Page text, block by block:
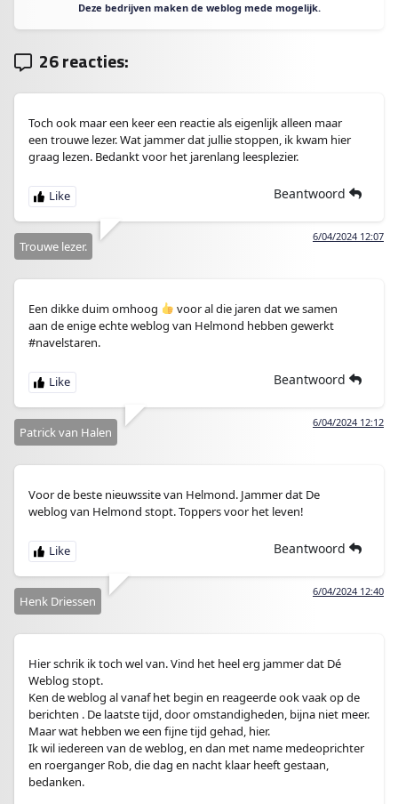
Deze bedrijven maken de weblog mede mogelijk.
26 reacties:
Toch ook maar een keer een reactie als eigenlijk alleen maar
een trouwe lezer. Wat jammer dat jullie stoppen, ik kwam hier
graag lezen. Bedankt voor het jarenlang leesplezier.
Beantwoord
6/04/2024 12:07
Trouwe lezer.
Een dikke duim omhoog
voor al die jaren dat we samen
aan de enige echte weblog van Helmond hebben gewerkt
#navelstaren.
Beantwoord
6/04/2024 12:12
Patrick van Halen
Voor de beste nieuwssite van Helmond. Jammer dat De
weblog van Helmond stopt. Toppers voor het leven!
Beantwoord
6/04/2024 12:40
Henk Driessen
Hier schrik ik toch wel van. Vind het heel erg jammer dat Dé
Weblog stopt.
Ken de weblog al vanaf het begin en reageerde ook vaak op de
berichten . De laatste tijd, door omstandigheden, bijna niet meer.
Maar wat hebben we een fijne tijd gehad, hier.
Ik wil iedereen van de weblog, en dan met name medeoprichter
en roerganger Rob, die dag en nacht klaar heeft gestaan,
bedanken.